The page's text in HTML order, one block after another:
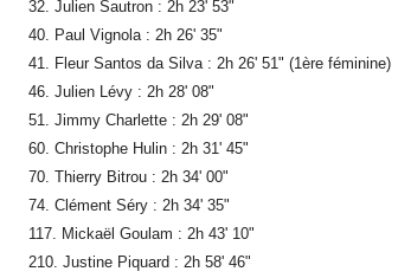
32. Julien Sautron : 2h 23' 53"
40. Paul Vignola : 2h 26' 35"
41. Fleur Santos da Silva : 2h 26' 51" (1ère féminine)
46. Julien Lévy : 2h 28' 08"
51. Jimmy Charlette : 2h 29' 08"
60. Christophe Hulin : 2h 31' 45"
70. Thierry Bitrou : 2h 34' 00"
74. Clément Séry : 2h 34' 35"
117. Mickaël Goulam : 2h 43' 10"
210. Justine Piquard : 2h 58' 46"